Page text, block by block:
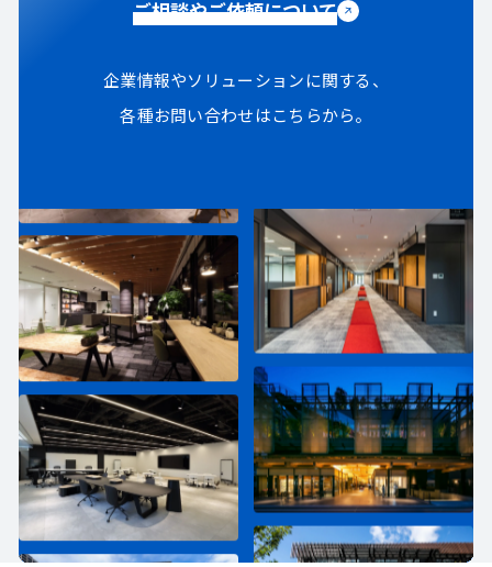
ご相談やご依頼について
企業情報やソリューションに関する、
各種お問い合わせはこちらから。